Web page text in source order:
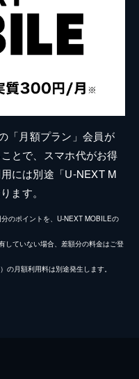
「月額プラン」会員が
とで、スマホ代がお得
には別途「U-NEXT M
ます。
のポイントを、U-NEXT MOBILEの
していない場合、差額分の料金はご登
月額利用料は別途発生します。